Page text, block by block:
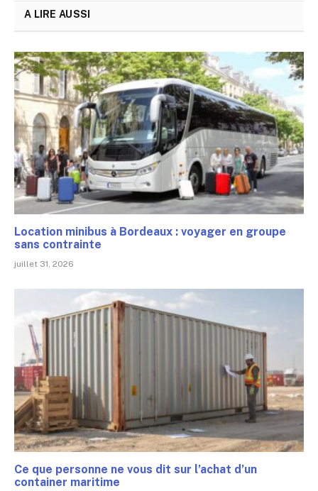
A LIRE AUSSI
Location minibus à Bordeaux : voyager en groupe
sans contrainte
juillet 31, 2026
Ce que personne ne vous dit sur l’achat d’un
container maritime